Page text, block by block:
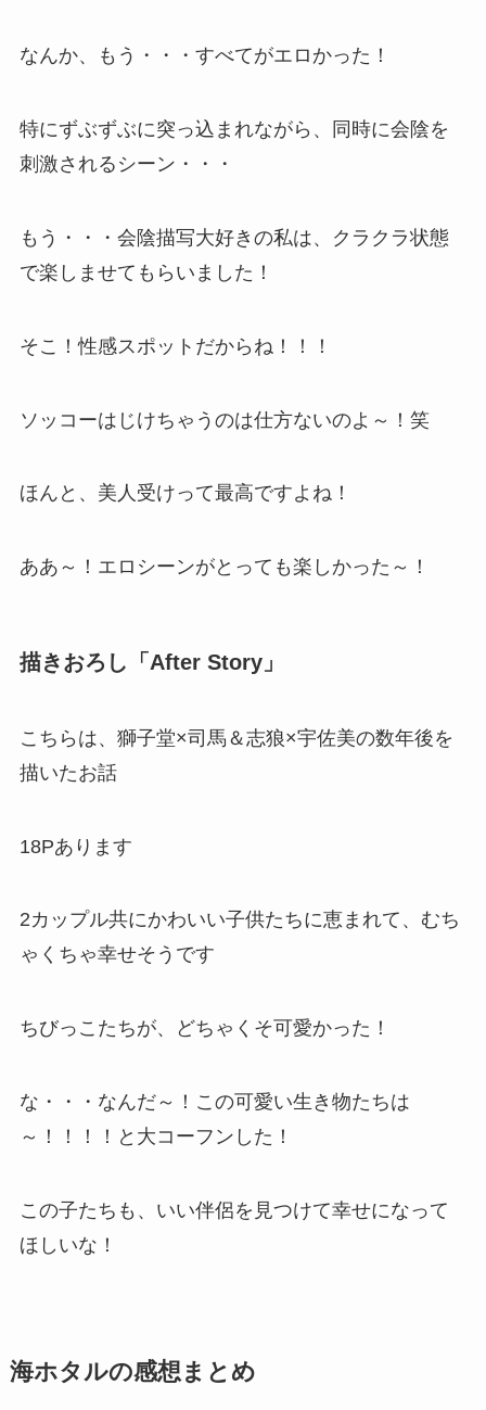
なんか、もう・・・すべてがエロかった！
特にずぶずぶに突っ込まれながら、同時に会陰を
刺激されるシーン・・・
もう・・・会陰描写大好きの私は、クラクラ状態
で楽しませてもらいました！
そこ！性感スポットだからね！！！
ソッコーはじけちゃうのは仕方ないのよ～！笑
ほんと、美人受けって最高ですよね！
ああ～！エロシーンがとっても楽しかった～！
描きおろし「After Story」
こちらは、獅子堂×司馬＆志狼×宇佐美の数年後を
描いたお話
18Pあります
2カップル共にかわいい子供たちに恵まれて、むち
ゃくちゃ幸せそうです
ちびっこたちが、どちゃくそ可愛かった！
な・・・なんだ～！この可愛い生き物たちは
～！！！！と大コーフンした！
この子たちも、いい伴侶を見つけて幸せになって
ほしいな！
海ホタルの感想まとめ